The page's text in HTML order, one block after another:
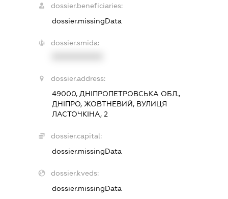
dossier.beneficiaries:
dossier.missingData
dossier.smida:
dossier.address:
49000, ДНІПРОПЕТРОВСЬКА ОБЛ.,
ДНІПРО, ЖОВТНЕВИЙ, ВУЛИЦЯ
ЛАСТОЧКІНА, 2
dossier.capital:
dossier.missingData
dossier.kveds:
dossier.missingData